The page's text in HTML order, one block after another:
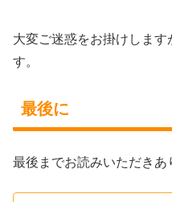
大変ご迷惑をお掛けします
す。
最後に
最後までお読みいただきあ